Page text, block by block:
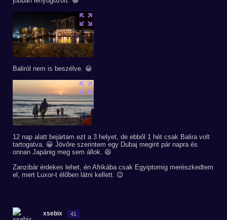
Baliról nem is beszélve. 😀
12 nap alatt bejártam ezt a 3 helyet, de ebből 1 hét csak Balira volt
tartogatva. 😀 Jövőre szerintem egy Dubaj megint pár napra és
onnan Japánig meg sem állok. 😆
Zanzibár érdekes lehet, én Afrikába csak Egyiptomig merészkedtem
el, mert Luxor-t élőben látni kellett. 😉
xsebix 41